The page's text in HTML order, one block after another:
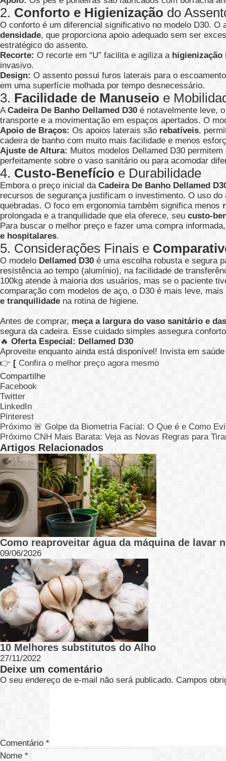
2. Conforto e Higienização do
O conforto é um diferencial significativo no modelo D30.
densidade, que proporciona apoio adequado sem ser
estratégico do assento.
Recorte: O recorte em “U” facilita e agiliza a higienização
invasivo.
Design: O assento possui furos laterais para o
em uma superfície molhada por tempo desnecessário.
3. Facilidade de Manuseio e
ACadeira De Banho Dellamed D30 é notavelmente leve,
transporte e a movimentação em espaços apertados. O
Apoio de Braços: Os apoios laterais são rebatíveis,
cadeira de banho com muito mais facilidade e menos
Ajuste de Altura: Muitos modelos Dellamed D30
perfeitamente sobre o vaso sanitário ou para acomodar
4. Custo-Benefício e Durabilidade
Embora o preço inicial da Cadeira De Banho Dellamed
recursos de segurança justificam o investimento. O uso
quebradas. O foco em ergonomia também significa menos
prolongada e a tranquilidade que ela oferece, seu custo-
Para buscar o melhor preço e fazer uma compra
e hospitalares.
5. Considerações Finais e
O modelo Dellamed D30 é uma escolha robusta e segura
resistência ao tempo (alumínio), na facilidade de
100kg atende à maioria dos usuários, mas se o paciente
comparação com modelos de aço, o D30 é mais leve,
e tranquilidade na rotina de higiene.
Antes de comprar, meça a largura do vaso sanitário e
segura da cadeira. Esse cuidado simples assegura
🔥 Oferta Especial: Dellamed D30
Aproveite enquanto ainda está disponível! Invista em
👉 [ Confira o melhor preço agora mesmo
Compartilhe
Facebook
Twitter
LinkedIn
Pinterest
Próximo 🚨 Golpe da Biometria Facial: O Que é e Como
Próximo CNH Mais Barata: Veja as Novas Regras para
Artigos Relacionados
Como reaproveitar água da máquina de lavar
09/06/2026
10 Melhores substitutos do Alho
27/11/2022
Deixe um comentário
O seu endereço de e-mail não será publicado. Campos
Comentário *
Nome *